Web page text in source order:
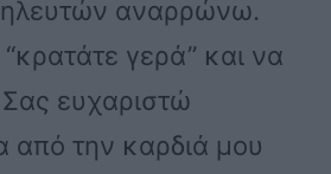
αναρρώνω.
γερά” και να
ευχαριστώ
από την καρδιά μου